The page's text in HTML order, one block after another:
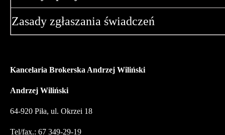
Zasady zgłaszania świadczeń
Kancelaria Brokerska Andrzej Wiliński
Andrzej Wiliński
64-920 Piła, ul. Okrzei 18
Tel/fax.: 67 349-29-19